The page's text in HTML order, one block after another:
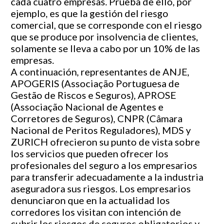
ejemplo, es que la gestión del riesgo
comercial, que se corresponde con el riesgo
que se produce por insolvencia de clientes,
solamente se lleva a cabo por un 10% de las
empresas.
A continuación, representantes de ANJE,
APOGERIS (Associação Portuguesa de
Gestão de Riscos e Seguros), APROSE
(Associação Nacional de Agentes e
Corretores de Seguros), CNPR (Câmara
Nacional de Peritos Reguladores), MDS y
ZURICH ofrecieron su punto de vista sobre
los servicios que pueden ofrecer los
profesionales del seguro a los empresarios
para transferir adecuadamente a la industria
aseguradora sus riesgos. Los empresarios
denunciaron que en la actualidad los
corredores los visitan con intención de